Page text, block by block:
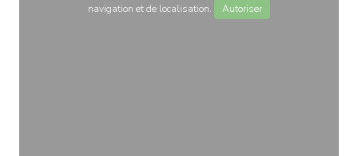
navigation et de localisation.
Autoriser